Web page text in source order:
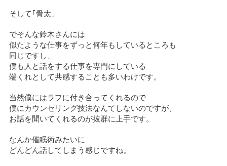
そして｢骨太」
でそんな鈴木さんには
似たような仕事をずっと何年もしているところも
同じですし、
僕も人と話をする仕事を専門にしている
端くれとして共感することも多いわけです。
当然僕にはラフに付き合ってくれるので
僕にカウンセリング技法なんてしないのですが、
お話を聞いてくれるのが抜群に上手です。
なんか催眠術みたいに
どんどん話してしまう感じですね。